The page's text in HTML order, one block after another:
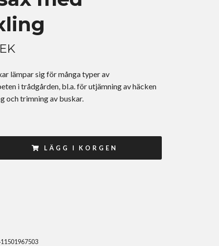
lämpar sig för många typer av
i trådgården, bl.a. för utjämning av häcken
och trimning av buskar.
LÄGG I KORGEN